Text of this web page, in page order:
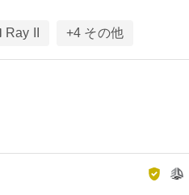
Ray II +4 その他